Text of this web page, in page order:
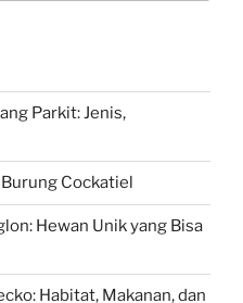
Parkit: Jenis,
Cockatiel
Hewan Unik yang Bisa
Habitat, Makanan, dan